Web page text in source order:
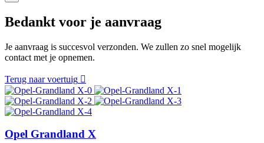
Bedankt voor je aanvraag
Je aanvraag is succesvol verzonden. We zullen zo snel mogelijk
contact met je opnemen.
Terug naar voertuig
Opel Grandland X